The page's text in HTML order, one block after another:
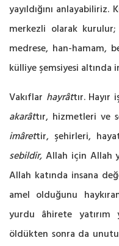
yayıldığını
merkezli olarak
medrese, han-hamam,
külliye şemsiyesi altında
Vakıflar hayrâttır. Hayır
akarâttır, hizmetleri ve
imârettir, şehirleri,
sebildir, Allah için Allah
Allah katında insana
amel olduğunu
yurdu âhirete yatırım
öldükten sonra da